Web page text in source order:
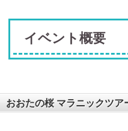
イベント概要
おおたの桜 マラニックツア